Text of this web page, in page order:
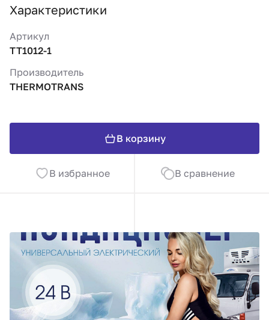
Характеристики
Артикул
TT1012-1
Производитель
THERMOTRANS
В корзину
В избранное В сравнение